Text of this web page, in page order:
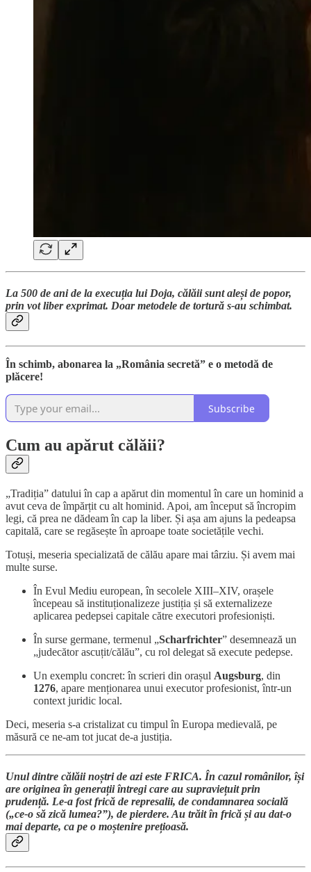
La 500 de ani de la execuția lui Doja, călăii sunt aleși de popor,
prin vot liber exprimat. Doar metodele de tortură s-au schimbat.
În schimb, abonarea la „România secretă” e o metodă de
plăcere!
Subscribe
Cum au apărut călăii?
„Tradiția” datului în cap a apărut din momentul în care un hominid a
avut ceva de împărțit cu alt hominid. Apoi, am început să încropim
legi, că prea ne dădeam în cap la liber. Și așa am ajuns la pedeapsa
capitală, care se regăsește în aproape toate societățile vechi.
Totuși, meseria specializată de călău apare mai târziu. Și avem mai
multe surse.
În Evul Mediu european, în secolele XIII–XIV, orașele
începeau să instituționalizeze justiția și să externalizeze
aplicarea pedepsei capitale către executori profesioniști.
În surse germane, termenul „Scharfrichter” desemnează un
„judecător ascuțit/călău”, cu rol delegat să execute pedepse.
Un exemplu concret: în scrieri din orașul Augsburg, din
1276, apare menționarea unui executor profesionist, într-un
context juridic local.
Deci, meseria s-a cristalizat cu timpul în Europa medievală, pe
măsură ce ne-am tot jucat de-a justiția.
Unul dintre călăii noștri de azi este FRICA. În cazul românilor, își
are originea în generații întregi care au supraviețuit prin
prudență. Le-a fost frică de represalii, de condamnarea socială
(„ce-o să zică lumea?”), de pierdere. Au trăit în frică și au dat-o
mai departe, ca pe o moștenire prețioasă.